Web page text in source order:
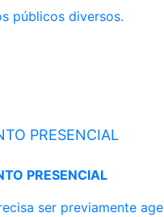
públicos diversos.
PRESENCIAL
PRESENCIAL
ser previamente